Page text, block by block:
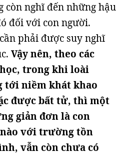
còn nghĩ đến những hậu
đối với con người.
phải được suy nghĩ
Vậy nên, theo các
trong khi loài
tới niềm khát khao
được bất tử, thì một
giản đơn là con
với trường tồn
vẫn còn chưa có